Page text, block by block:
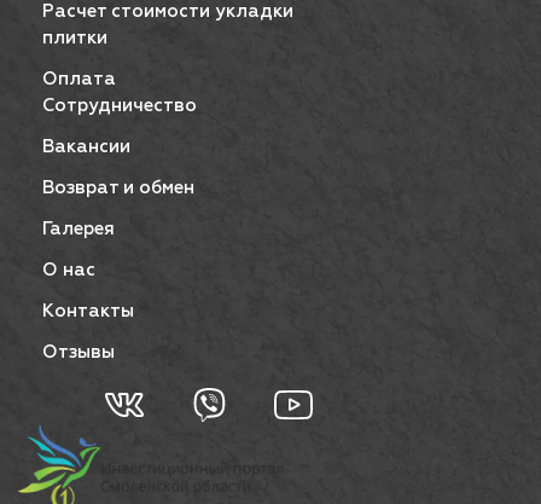
Расчет стоимости укладки
плитки
Оплата
Сотрудничество
Вакансии
Возврат и обмен
Галерея
О нас
Контакты
Отзывы